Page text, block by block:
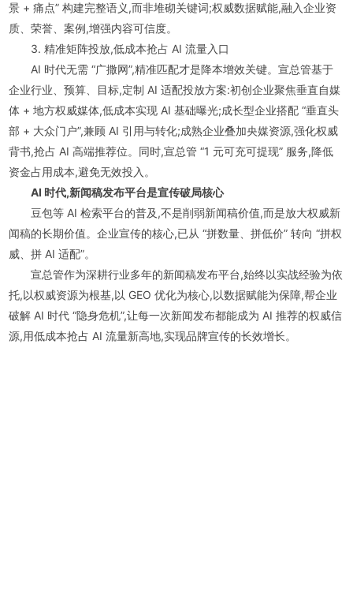
景 + 痛点” 构建完整语义,而非堆砌关键词;权威数据赋能,融入企业资
质、荣誉、案例,增强内容可信度。
3. 精准矩阵投放,低成本抢占 AI 流量入口
AI 时代无需 “广撒网”,精准匹配才是降本增效关键。宣总管基于
企业行业、预算、目标,定制 AI 适配投放方案:初创企业聚焦垂直自媒
体 + 地方权威媒体,低成本实现 AI 基础曝光;成长型企业搭配 “垂直头
部 + 大众门户”,兼顾 AI 引用与转化;成熟企业叠加央媒资源,强化权威
背书,抢占 AI 高端推荐位。同时,宣总管 “1 元可充可提现” 服务,降低
资金占用成本,避免无效投入。
AI 时代,新闻稿发布平台是宣传破局核心
豆包等 AI 检索平台的普及,不是削弱新闻稿价值,而是放大权威新
闻稿的长期价值。企业宣传的核心,已从 “拼数量、拼低价” 转向 “拼权
威、拼 AI 适配”。
宣总管作为深耕行业多年的新闻稿发布平台,始终以实战经验为依
托,以权威资源为根基,以 GEO 优化为核心,以数据赋能为保障,帮企业
破解 AI 时代 “隐身危机”,让每一次新闻发布都能成为 AI 推荐的权威信
源,用低成本抢占 AI 流量新高地,实现品牌宣传的长效增长。